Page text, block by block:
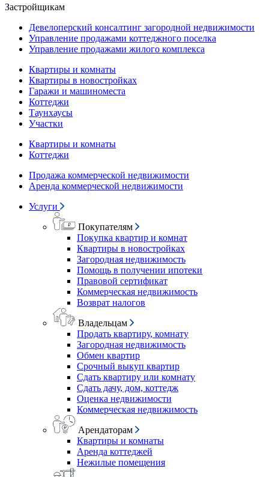
Застройщикам
Девелоперский консалтинг загородной недвижимости
Управление продажами коттеджного поселка
Управление продажами жилого комплекса
Квартиры и комнаты
Квартиры в новостройках
Гаражи и машиноместа
Коттеджи
Таунхаусы
Участки
Квартиры и комнаты
Коттеджи
Продажа коммерческой недвижимости
Аренда коммерческой недвижимости
Услуги
Покупателям
Покупка квартир и комнат
Квартиры в новостройках
Загородная недвижимость
Помощь в получении ипотеки
Правовой сертификат
Коммерческая недвижимость
Возврат налогов
Владельцам
Продать квартиру, комнату
Загородная недвижимость
Обмен квартир
Срочный выкуп квартир
Сдать квартиру или комнату
Сдать дачу, дом, коттедж
Оценка недвижимости
Коммерческая недвижимость
Арендаторам
Квартиры и комнаты
Аренда коттеджей
Нежилые помещения